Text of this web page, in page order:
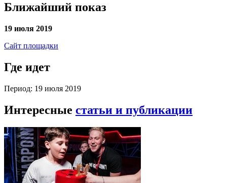
Ближайший показ
19 июля 2019
Сайт площадки
Где идет
Период: 19 июля 2019
Интересные статьи и публикации